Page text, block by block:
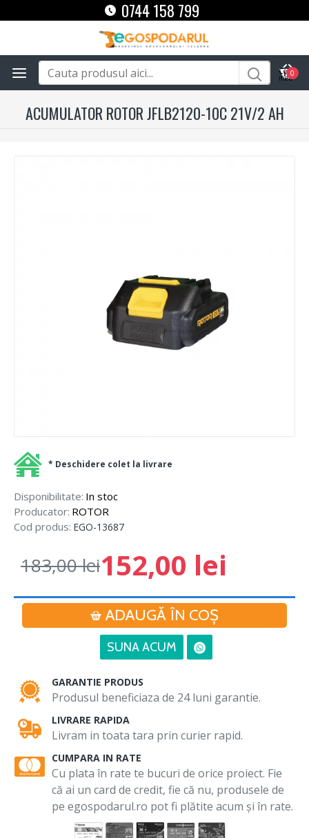
0744 158 799
0
ACUMULATOR ROTOR JFLB2120-10C 21V/2 AH
Disponibilitate: In stoc
Producator: ROTOR
Cod produs: EGO-13687
152,00 lei
183,00 lei
ADAUGĂ ÎN COŞ
SUNA ACUM
* Deschidere colet la livrare
GARANTIE PRODUS
Produsul beneficiaza de 24 luni garantie.
LIVRARE RAPIDA
Livram in toata tara prin curier rapid.
CUMPARA IN RATE
Cu plata în rate te bucuri de orice proiect. Fie
că ai un card de credit, fie că nu, produsele de
pe egospodarul.ro pot fi plătite acum și în rate.